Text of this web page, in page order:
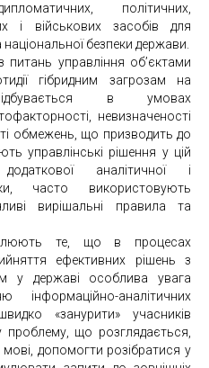
політичних,
і військових засобів для
безпеки держави.
питань управління об’єктами
гібридним загрозам на
в умовах
невизначеності
обмежень, що призводить до
управлінські рішення у цій
аналітичної і
часто використовують
вирішальні правила та
те, що в процесах
ефективних рішень з
у державі особлива увага
інформаційно-аналітичних
«занурити» учасників
проблему, що розглядається,
допомогти розібратися у